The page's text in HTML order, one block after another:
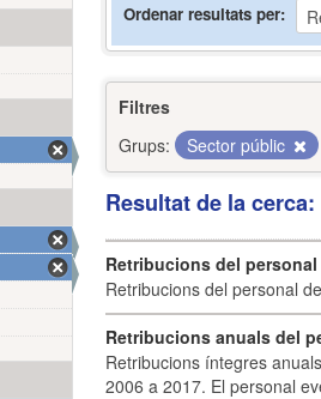
Ordenar resultats per
Filtres
Grups:
Sector públic
Resultat de la
Retribucions del
Retribucions del personal
Retribucions anuals del
Retribucions íntegres
2006 a 2017. El personal